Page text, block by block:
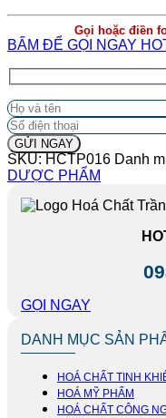
Gọi hoặc điền
BẤM ĐỂ GỌI NGAY
SKU: HCTP016 Danh
DƯỢC PHẨM
GỌI NGAY
DANH MỤC SẢN
HOÁ CHẤT TINH
HOÁ MỸ PHẨM
HOÁ CHẤT CÔNG